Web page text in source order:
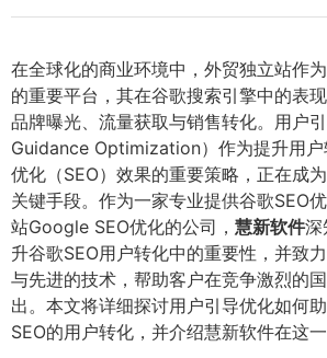
在全球化的商业环境中，外贸独立站作
的重要平台，其在谷歌搜索引擎中的表
品牌曝光、流量获取与销售转化。用户
Guidance Optimization）作为提升用
优化（SEO）效果的重要策略，正在成
关键手段。作为一家专业提供谷歌SEO
站Google SEO优化的公司， 慧新软件深
升谷歌SEO用户转化中的重要性，并致
与先进的技术，帮助客户在竞争激烈的
出。本文将详细探讨用户引导优化如何
SEO的用户转化，并介绍慧新软件在这